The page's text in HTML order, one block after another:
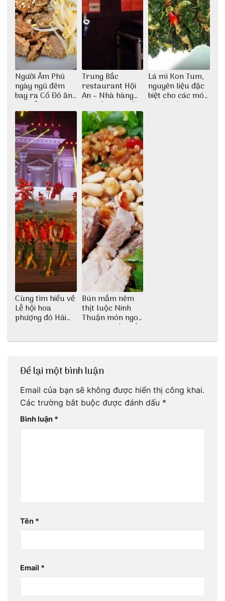
Người Âm Phủ
ngày ngủ đêm
bay ra Cố Đô ăn
Cơm Âm Phủ
Huế
Trung Bắc
restaurant Hội
An – Nhà hàng
cao lầu có thiết
kế vô cùng ấn
tượng giữa lòng
phố Hội
Lá mì Kon Tum,
nguyên liệu đặc
biệt cho các món
ăn độc đáo
Cùng tìm hiểu về
Lễ hội hoa
phượng đỏ Hải
Phòng với 3vi.vn
Bún mắm nêm
thịt luộc Ninh
Thuận món ngon
dân dã miền biển
Để lại một bình luận
Email của bạn sẽ không được hiển thị công khai.
Các trường bắt buộc được đánh dấu *
Bình luận *
Tên *
Email *